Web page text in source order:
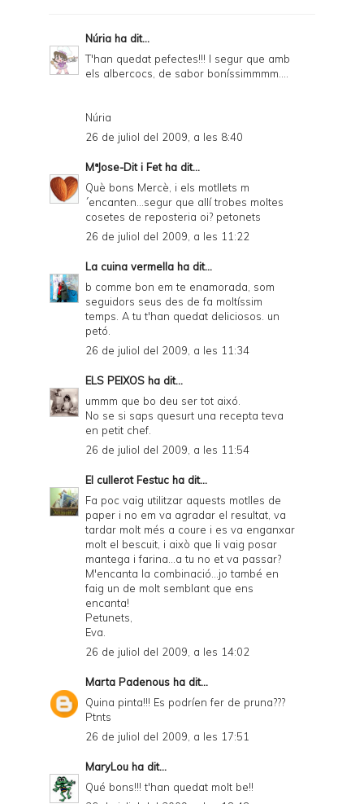
i
l
y
a
d
P
D
F
Núria ha dit...
T'han quedat pefectes!!! I segur que amb
els albercocs, de sabor boníssimmmm....
Núria
26 de juliol del 2009, a les 8:40
MªJose-Dit i Fetha dit...
Què bons Mercè, i els motllets m
´encanten...segur que allí trobes moltes
cosetes de reposteria oi? petonets
26 de juliol del 2009, a les 11:22
La cuina vermella ha dit...
b comme bon em te enamorada, som
seguidors seus des de fa moltíssim
temps. A tu t'han quedat deliciosos. un
petó.
26 de juliol del 2009, a les 11:34
ELS PEIXOS ha dit...
ummm que bo deu ser tot aixó.
No se si saps quesurt una recepta teva
en petit chef.
26 de juliol del 2009, a les 11:54
El cullerot Festuc ha dit...
Fa poc vaig utilitzar aquests motlles de
paper i no em va agradar el resultat, va
tardar molt més a coure i es va enganxar
molt el bescuit, i això que li vaig posar
mantega i farina...a tu no et va passar?
M'encanta la combinació...jo també en
faig un de molt semblant que ens
encanta!
Petunets,
Eva.
26 de juliol del 2009, a les 14:02
Marta Padenous ha dit...
Quina pinta!!! Es podríen fer de pruna???
Ptnts
26 de juliol del 2009, a les 17:51
MaryLou ha dit...
Qué bons!!! t'han quedat molt be!!